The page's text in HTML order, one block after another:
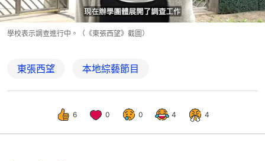
學校表示調查進行中。（《東張西望》截圖）
東張西望 本地綜藝節目
6 0 0 4 4